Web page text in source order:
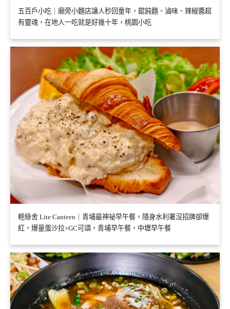
五百戶小吃｜廟旁小麵店讓人秒回童年，餛飩麵、滷味、辣椒醬超
有靈魂，在地人一吃就是好幾十年，桃園小吃
輕綠舍 Lite Canteen｜青埔最神祕早午餐，隱身水利署沒招牌卻爆
紅，爆量蛋沙拉+GC可頌，青埔早午餐，中壢早午餐